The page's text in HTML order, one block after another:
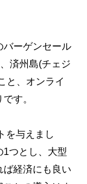
バーゲンセール
済州島(チェジ
と、オンライ
す。
を与えまし
1つとし、大型
ば経済にも良い